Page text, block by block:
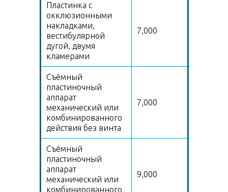
Пластинка с
окклюзионными
накладками,
вестибулярной
дугой, двумя
кламерами
7,000
Съёмный
пластиночный
аппарат
механический или
комбинированного
действия без винта
7,000
Съёмный
пластиночный
аппарат
механический или
комбинированного
9,000